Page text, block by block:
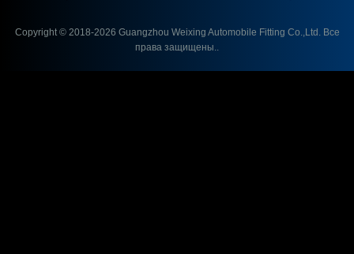
Copyright © 2018-2026 Guangzhou Weixing Automobile Fitting Co.,Ltd.Все
права защищены..